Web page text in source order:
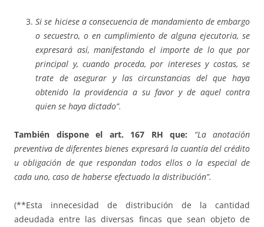
Si se hiciese a consecuencia de mandamiento de embargo
o secuestro, o en cumplimiento de alguna ejecutoria, se
expresará así, manifestando el importe de lo que por
principal y, cuando proceda, por intereses y costas, se
trate de asegurar y las circunstancias del que haya
obtenido la providencia a su favor y de aquel contra
quien se haya dictado”.
También dispone el art. 167 RH que: “La anotación
preventiva de diferentes bienes expresará la cuantía del crédito
u obligación de que respondan todos ellos o la especial de
cada uno, caso de haberse efectuado la distribución”.
(**Esta innecesidad de distribución de la cantidad
adeudada entre las diversas fincas que sean objeto de